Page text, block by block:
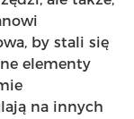
by stali się
elementy
na innych